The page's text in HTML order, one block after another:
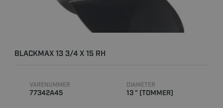
BLACKMAX 13 3/4 X 15 RH
VARENUMMER
77342A45
DIAMETER
13 " (TOMMER)